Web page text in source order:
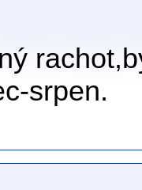
srpen.